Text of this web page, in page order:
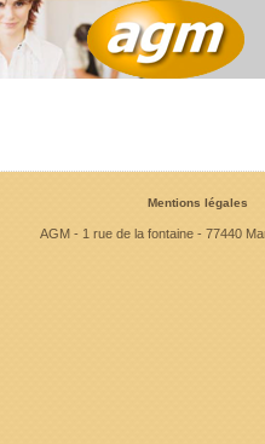
Mentions légales
AGM - 1 rue de la fontaine - 77440